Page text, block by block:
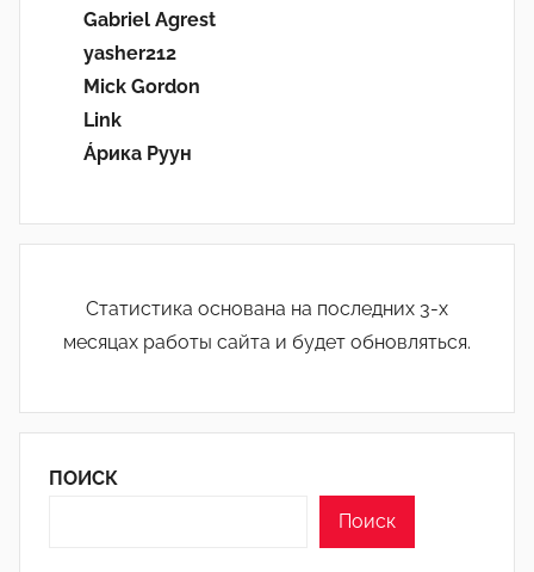
Gabriel Agrest
yasher212
Mick Gordon
Link
Áрика Руун
Статистика основана на последних 3-х
месяцах работы сайта и будет обновляться.
ПОИСК
Поиск